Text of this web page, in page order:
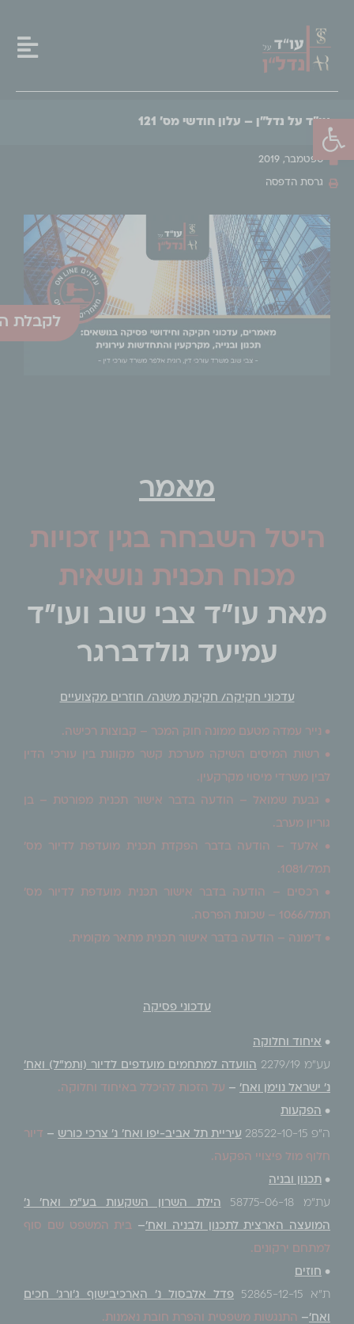
פתח סרגל נגישות
עו"ד על נדל"ן – עלון חודשי מס' 121
ספטמבר, 2019
גרסת הדפסה
מאמר
היטל השבחה בגין זכויות
מכוח תכנית נושאית
מאת עו"ד צבי שוב ועו"ד
עמיעד גולדברגר
עדכוני חקיקה/ חקיקת משנה/ חוזרים מקצועיים
• נייר עמדה מטעם ממונה חוק המכר – קבוצות רכישה.
• רשות המיסים השיקה מערכת קשר מקוונת בין עורכי הדין
לבין משרדי מיסוי מקרקעין.
• גבעת שמואל – הודעה בדבר אישור תכנית מפורטת – בן
גוריון מערב.
• אלעד – הודעה בדבר הפקדת תכנית מועדפת לדיור מס'
תמל/1081.
• רכסים – הודעה בדבר אישור תכנית מועדפת לדיור מס'
תמל/1066 – שכונת הפרסה.
• דימונה – הודעה בדבר אישור תכנית מתאר מקומית.
עדכוני פסיקה
• איחוד וחלוקה
עע"מ 2279/19 הוועדה למתחמים מועדפים לדיור (ותמ"ל) ואח'
נ' ישראל נוימן ואח' – על הזכות להיכלל באיחוד וחלוקה.
• הפקעות
ה"פ 28522-10-15 עיריית תל אביב-יפו ואח' נ' צרכי כורש – דיור
חלוף מול פיצויי הפקעה.
• תכנון ובניה
עת"מ 58775-06-18 הילת השרון השקעות בע"מ ואח' נ'
המועצה הארצית לתכנון ולבניה ואח'– בית המשפט שם סוף
למתחם ירקונים.
• חוזים
ת"א 52865-12-15 פדל אלבסול נ' הארכיבישוף ג'ורג' חכים
ואח'– התנגשות משפטית והפרת חובת נאמנות.
לקבלת